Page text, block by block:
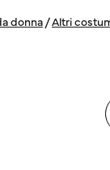
donna /Altri